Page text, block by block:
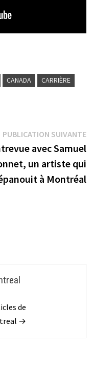
CANADA
CARRIÈRE
:
PUBLICATION SUIVANTE
avec Samuel
un artiste qui
à Montréal
de
→